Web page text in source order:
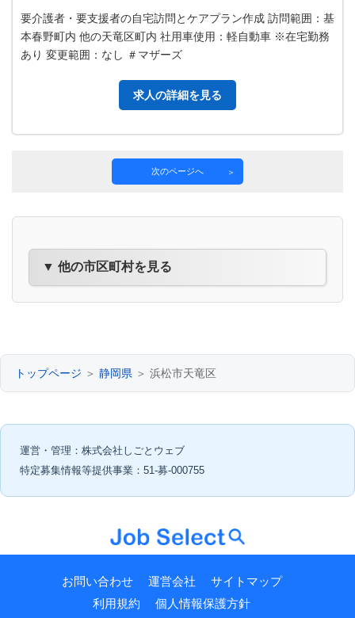
要介護者・要支援者の自宅訪問とケアプラン作成 訪問範囲：基
本春野町内 他の天竜区町内 社用車使用：軽自動車 ※在宅勤務
あり 変更範囲：なし ＃マザーズ
求人の詳細を見る
次のページへ
▼ 他の市区町村を見る
トップページ ＞ 静岡県 ＞ 浜松市天竜区
運営・管理：株式会社しごとウェブ
特定募集情報等提供事業：51-募-000755
お問い合わせ 運営会社
サイトマップ
利用規約
個人情報保護方針